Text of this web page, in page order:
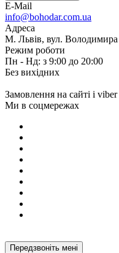
E-Mail
info@bohodar.com.ua
Адреса
М. Львів, вул. Володимира
Режим роботи
Пн - Нд: з 9:00 до 20:00
Без вихідних
Замовлення на сайті і
Ми в соцмережах
Передзвоніть мені